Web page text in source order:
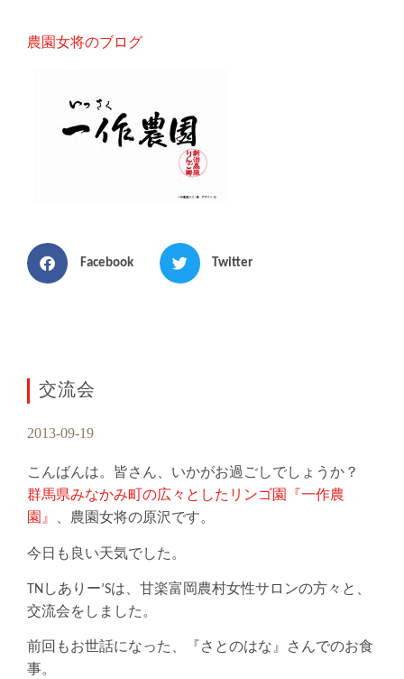
農園女将のブログ
Facebook Twitter
交流会
2013-09-19
こんばんは。皆さん、いかがお過ごしでしょうか？
群馬県みなかみ町の広々としたリンゴ園『一作農
園』
、農園女将の原沢です。
今日も良い天気でした。
TNしありー’Sは、甘楽富岡農村女性サロンの方々と、
交流会をしました。
前回もお世話になった、『さとのはな』さんでのお食
事。